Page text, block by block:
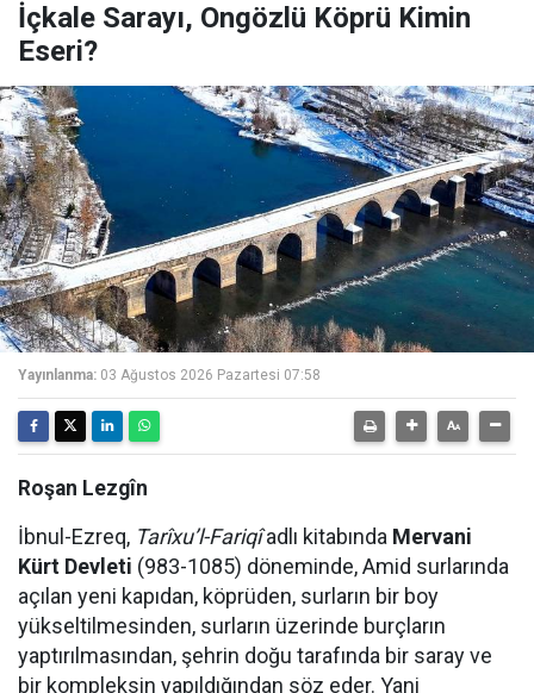
İçkale Sarayı, Ongözlü Köprü Kimin
Eseri?
Yayınlanma: 03 Ağustos 2026 Pazartesi 07:58
Roşan Lezgîn
İbnul-Ezreq, Tarîxu’l-Fariqîadlı kitabında Mervani
Kürt Devleti (983-1085) döneminde, Amid surlarında
açılan yeni kapıdan, köprüden, surların bir boy
yükseltilmesinden, surların üzerinde burçların
yaptırılmasından, şehrin doğu tarafında bir saray ve
bir kompleksin yapıldığından söz eder. Yani